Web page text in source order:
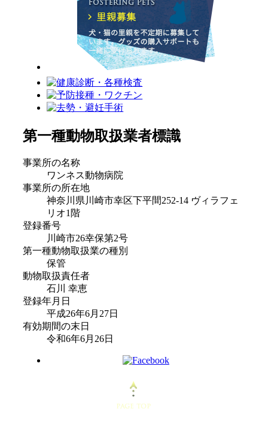
第一種動物取扱業者標識
事業所の名称
ワンネス動物病院
事業所の所在地
神奈川県川崎市幸区下平間252-14 ヴィラフェ
リオ1階
登録番号
川崎市26幸保第2号
第一種動物取扱業の種別
保管
動物取扱責任者
石川 幸恵
登録年月日
平成26年6月27日
有効期間の末日
令和6年6月26日